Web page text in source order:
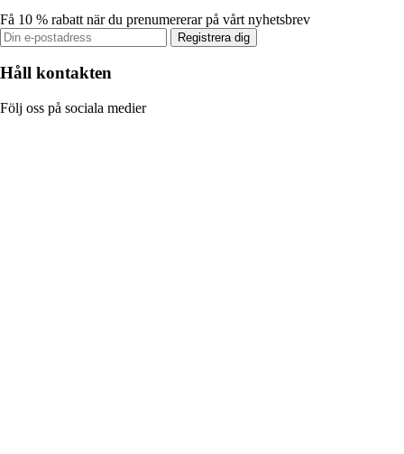
Få 10 % rabatt när du prenumererar på vårt nyhetsbrev
Registrera dig
Håll kontakten
Följ oss på sociala medier